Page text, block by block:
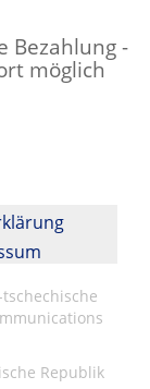
Bezahlung -
möglich
Republik